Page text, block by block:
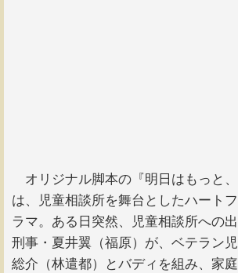
オリジナル脚本の『明日はもっと、
は、児童相談所を舞台としたハート
ラマ。ある日突然、児童相談所への
刑事・夏井翼（福原）が、ベテラン
総介（林遣都）とバディを組み、家